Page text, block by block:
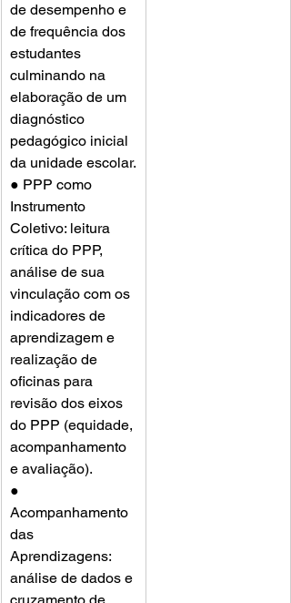
de desempenho e
de frequência dos
estudantes
culminando na
elaboração de um
diagnóstico
pedagógico inicial
da unidade escolar.
● PPP como
Instrumento
Coletivo: leitura
crítica do PPP,
análise de sua
vinculação com os
indicadores de
aprendizagem e
realização de
oficinas para
revisão dos eixos
do PPP (equidade,
acompanhamento
e avaliação).
●
Acompanhamento
das
Aprendizagens:
análise de dados e